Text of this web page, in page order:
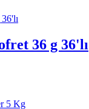
36 g 36'lı